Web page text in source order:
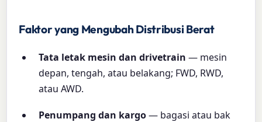
Faktor yang Mengubah Distribusi Berat
Tata letak mesin dan drivetrain — mesin
depan, tengah, atau belakang; FWD, RWD,
atau AWD.
Penumpang dan kargo— bagasi atau bak